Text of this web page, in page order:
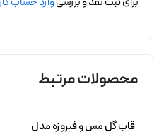
محصولات مرتبط
قاب گل مس و فیروزه مدل